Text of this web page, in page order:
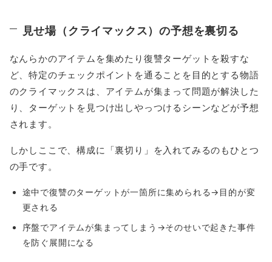
見せ場（クライマックス）の予想を裏切る
なんらかのアイテムを集めたり復讐ターゲットを殺すな
ど、特定のチェックポイントを通ることを目的とする物語
のクライマックスは、アイテムが集まって問題が解決した
り、ターゲットを見つけ出しやっつけるシーンなどが予想
されます。
しかしここで、構成に「裏切り」を入れてみるのもひとつ
の手です。
途中で復讐のターゲットが一箇所に集められる→目的が変
更される
序盤でアイテムが集まってしまう→そのせいで起きた事件
を防ぐ展開になる